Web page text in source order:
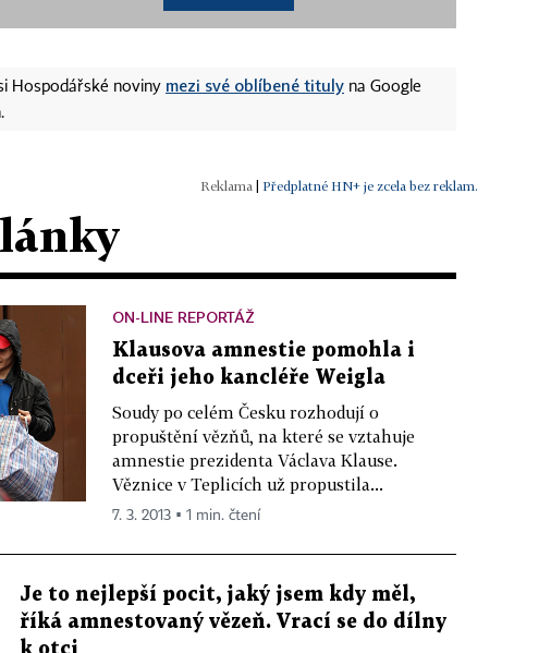
Hospodářské noviny mezi své oblíbené tituly na Google
| Předplatné HN+ je zcela bez reklam.
ON-LINE REPORTÁŽ
Klausova amnestie pomohla i
dceři jeho kancléře Weigla
Soudy po celém Česku rozhodují o
propuštění vězňů, na které se vztahuje
amnestie prezidenta Václava Klause.
Věznice v Teplicích už propustila...
7. 3. 2013 ▪ 1 min. čtení
Je to nejlepší pocit, jaký jsem kdy měl,
říká amnestovaný vězeň. Vrací se do dílny
k otci